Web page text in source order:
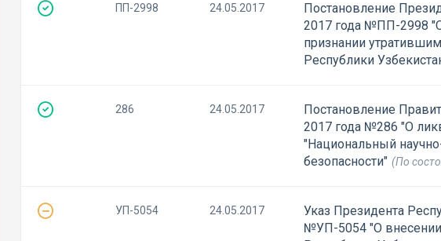
ПП-2998 24.05.2017
Постановление
2017 года №ПП-2998
признании
Республики
286 24.05.2017
Постановление
2017 года №286 "О
"Национальный
безопасности" (По
УП-5054 24.05.2017
Указ Президента
№УП-5054 "О